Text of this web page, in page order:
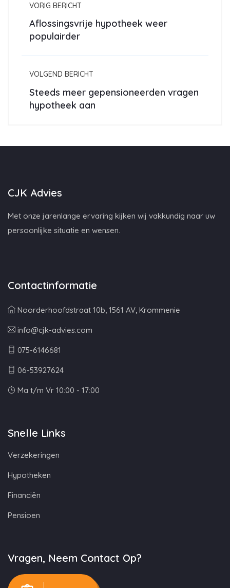
VORIG BERICHT
Aflossingsvrije hypotheek weer
populairder
VOLGEND BERICHT
Steeds meer gepensioneerden vragen
hypotheek aan
CJK Advies
Met onze jarenlange ervaring kijken wij vakkundig naar uw
persoonlijke situatie en wensen.
Contactinformatie
Noorderhoofdstraat 10b, 1561 AV, Krommenie
info@cjk-advies.com
075-6146681
06-53927624
Ma t/m Vr 10:00 - 17:00
Snelle Links
Verzekeringen
Hypotheken
Financiën
Pensioen
Vragen, Neem Contact Op?